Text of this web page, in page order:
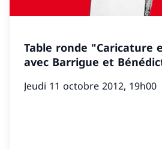
Table ronde "Caricature
avec Barrigue et
Jeudi 11 octobre 2012, 19h00